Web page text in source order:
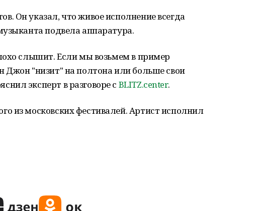
Он указал, что живое исполнение всегда
подвела аппаратура.
слышит. Если мы возьмем в пример
Джон "низит" на полтона или больше свои
эксперт в разговоре с BLITZ.center.
из московских фестивалей. Артист исполнил